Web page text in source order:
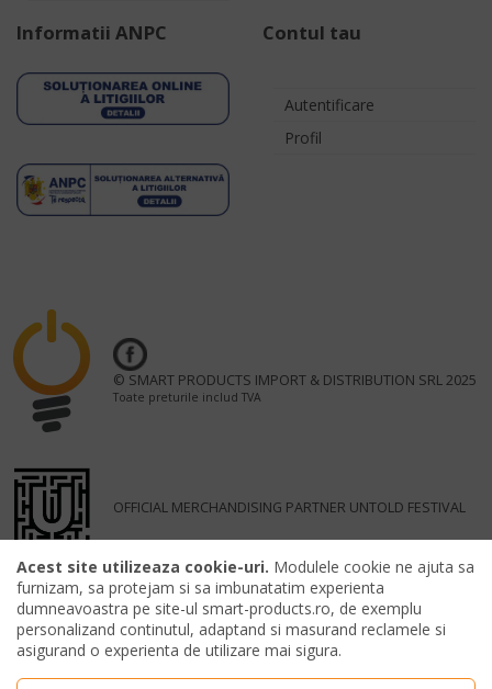
Informatii ANPC Contul tau
Autentificare
Profil
© SMART PRODUCTS IMPORT & DISTRIBUTION SRL 2025
Toate preturile includ TVA
OFFICIAL MERCHANDISING PARTNER UNTOLD FESTIVAL
Acest site utilizeaza cookie-uri. Modulele cookie ne ajuta sa
furnizam, sa protejam si sa imbunatatim experienta
dumneavoastra pe site-ul smart-products.ro, de exemplu
personalizand continutul, adaptand si masurand reclamele si
asigurand o experienta de utilizare mai sigura.